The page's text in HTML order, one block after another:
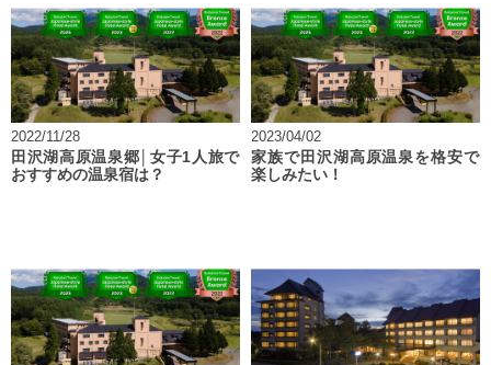
2022/11/28
田沢湖高原温泉郷│女子1人旅で
おすすめの温泉宿は？
2023/04/02
家族で田沢湖高原温泉を格安で
楽しみたい！